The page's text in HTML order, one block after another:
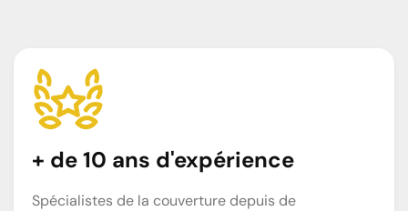
+ de 10 ans d'expérience
Spécialistes de la couverture depuis de